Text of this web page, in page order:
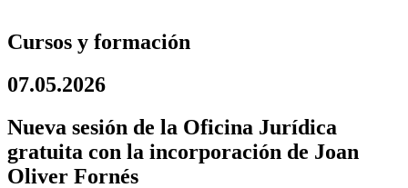
Cursos y formación
07.05.2026
Nueva sesión de la Oficina Jurídica
gratuita con la incorporación de Joan
Oliver Fornés